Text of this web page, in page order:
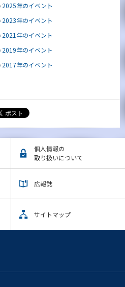
2025年のイベント
2023年のイベント
2021年のイベント
2019年のイベント
2017年のイベント
個人情報の
取り扱いについて
広報誌
サイトマップ
サイト構成
学内向け情報
CLOSE